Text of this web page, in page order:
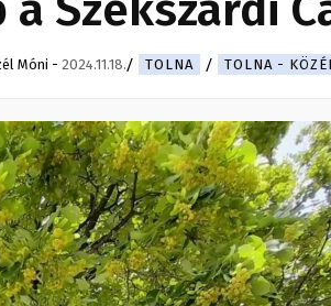
Móni - 2024.11.18. TOLNA TOLNA -